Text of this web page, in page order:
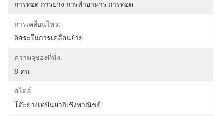
การทอด การย่าง การทำอาหาร การทอด
การเคลื่อนไหว:
อิสระในการเคลื่อนย้าย
ความจุของที่นั่ง:
8 คน
สไตล์:
โต๊ะย่างเทปันยากิเชิงพาณิชย์